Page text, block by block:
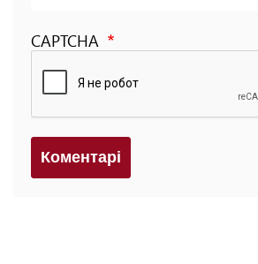
CAPTCHA
Коментарi